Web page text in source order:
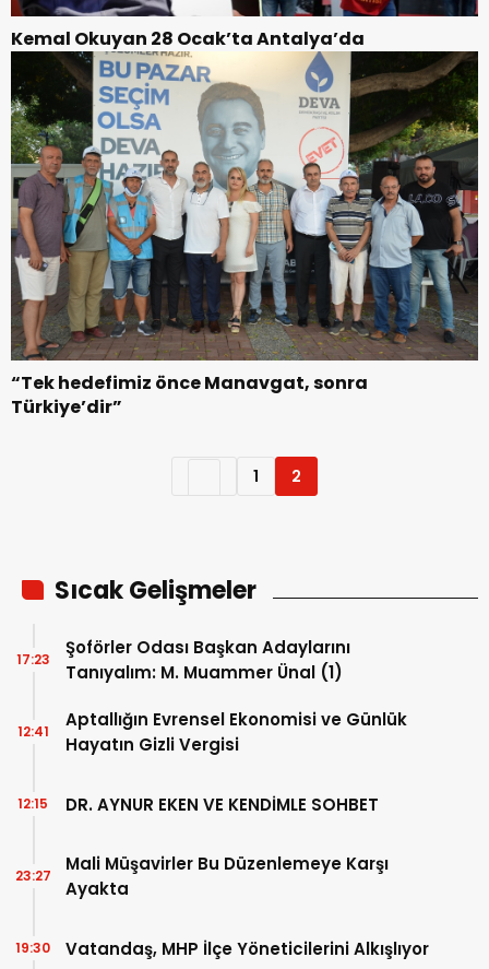
Kemal Okuyan 28 Ocak’ta Antalya’da
“Tek hedefimiz önce Manavgat, sonra
Türkiye’dir”
1 2
Sıcak Gelişmeler
Şoförler Odası Başkan Adaylarını
Tanıyalım: M. Muammer Ünal (1)
17:23
Aptallığın Evrensel Ekonomisi ve Günlük
Hayatın Gizli Vergisi
12:41
DR. AYNUR EKEN VE KENDİMLE SOHBET
12:15
Mali Müşavirler Bu Düzenlemeye Karşı
Ayakta
23:27
Vatandaş, MHP İlçe Yöneticilerini Alkışlıyor
19:30